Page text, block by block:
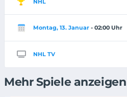
Montag, 13. Januar - 02:00 Uhr
NHL TV
Mehr Spiele anzeigen